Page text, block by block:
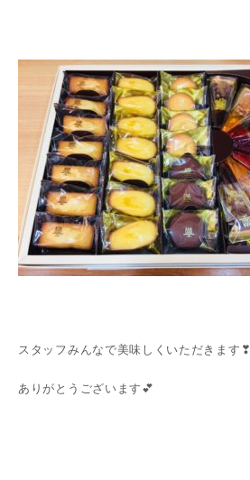
スタッフみんなで美味しくいただきます❣
ありがとうございます💕